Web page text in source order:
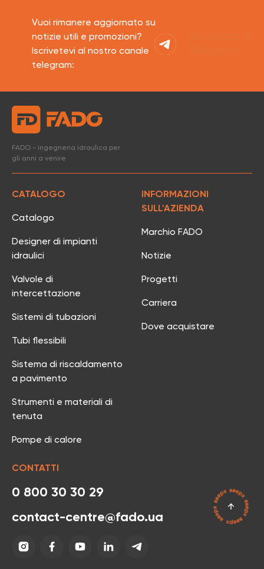
Vuoi rimanere aggiornato su
notizie utili e promozioni?
Iscrivetevi al nostro canale
telegram:
FADO - ingegneria idraulica per
gli anni a venire
CATALOGO
Catalogo
Designer di impianti
idraulici
Valvole di
intercettazione
Sistemi di tubazioni
Tubi flessibili
Sistema di riscaldamento
a pavimento
Strumenti e materiali di
tenuta
Pompe di calore
INFORMAZIONI
SULL'AZIENDA
Marchio FADO
Notizie
Progetti
Carriera
Dove acquistare
CONTATTI
0 800 30 30 29
contact-centre@fado.ua